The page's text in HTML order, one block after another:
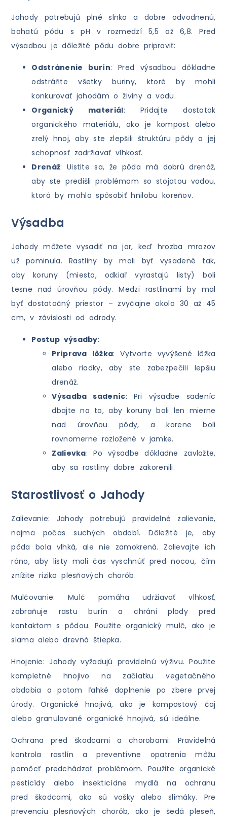
Jahody potrebujú plné slnko a dobre odvodnenú,
bohatú pôdu s pH v rozmedzí 5,5 až 6,8. Pred
výsadbou je dôležité pôdu dobre pripraviť:
Odstránenie burín: Pred výsadbou dôkladne
odstráňte všetky buriny, ktoré by mohli
konkurovať jahodám o živiny a vodu.
Organický materiál: Pridajte dostatok
organického materiálu, ako je kompost alebo
zrelý hnoj, aby ste zlepšili štruktúru pôdy a jej
schopnosť zadržiavať vlhkosť.
Drenáž: Uistite sa, že pôda má dobrú drenáž,
aby ste predišli problémom so stojatou vodou,
ktorá by mohla spôsobiť hnilobu koreňov.
Výsadba
Jahody môžete vysadiť na jar, keď hrozba mrazov
už pominula. Rastliny by mali byť vysadené tak,
aby koruny (miesto, odkiaľ vyrastajú listy) boli
tesne nad úrovňou pôdy. Medzi rastlinami by mal
byť dostatočný priestor – zvyčajne okolo 30 až 45
cm, v závislosti od odrody.
Postup výsadby:
Príprava lôžka: Vytvorte vyvýšené lôžka
alebo riadky, aby ste zabezpečili lepšiu
drenáž.
Výsadba sadeníc: Pri výsadbe sadeníc
dbajte na to, aby koruny boli len mierne
nad úrovňou pôdy, a korene boli
rovnomerne rozložené v jamke.
Zalievka: Po výsadbe dôkladne zavlažte,
aby sa rastliny dobre zakorenili.
Starostlivosť o Jahody
Zalievanie: Jahody potrebujú pravidelné zalievanie,
najmä počas suchých období. Dôležité je, aby
pôda bola vlhká, ale nie zamokrená. Zalievajte ich
ráno, aby listy mali čas vyschnúť pred nocou, čím
znížite riziko plesňových chorôb.
Mulčovanie: Mulč pomáha udržiavať vlhkosť,
zabraňuje rastu burín a chráni plody pred
kontaktom s pôdou. Použite organický mulč, ako je
slama alebo drevná štiepka.
Hnojenie: Jahody vyžadujú pravidelnú výživu. Použite
kompletné hnojivo na začiatku vegetačného
obdobia a potom ľahké doplnenie po zbere prvej
úrody. Organické hnojivá, ako je kompostový čaj
alebo granulované organické hnojivá, sú ideálne.
Ochrana pred škodcami a chorobami: Pravidelná
kontrola rastlín a preventívne opatrenia môžu
pomôcť predchádzať problémom. Použite organické
pesticídy alebo insekticídne mydlá na ochranu
pred škodcami, ako sú vošky alebo slimáky. Pre
prevenciu plesňových chorôb, ako je šedá pleseň,